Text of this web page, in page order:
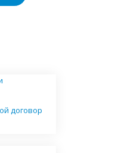
договор